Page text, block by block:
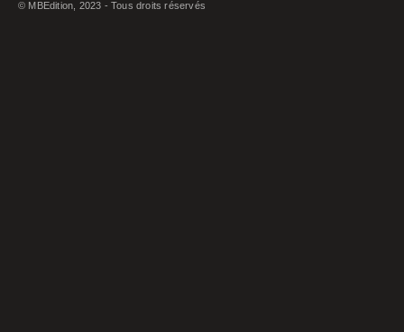
© MBEdition, 2023 - Tous droits réservés